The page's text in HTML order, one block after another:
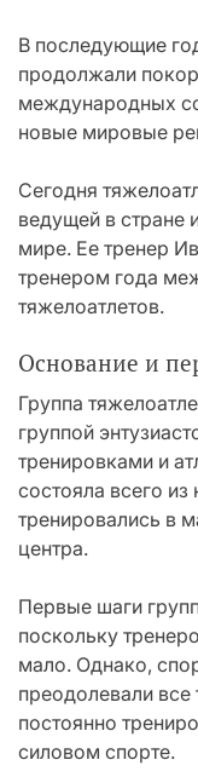
В последующие
продолжали
международных
новые мировые
Сегодня
ведущей в стране
мире. Ее тренер
тренером года
тяжелоатлетов.
Основание и
Группа
группой
тренировками и
состояла всего
тренировались в
центра.
Первые шаги
поскольку
мало. Однако,
преодолевали все
постоянно
силовом спорте.